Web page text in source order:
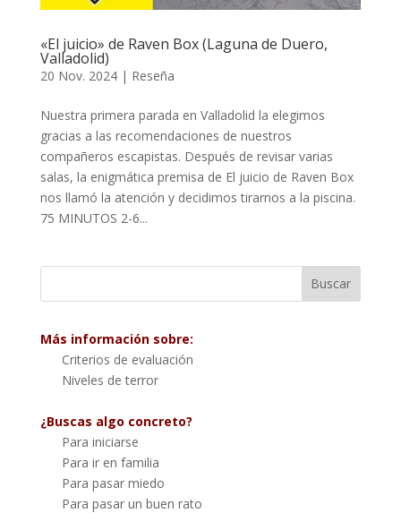
«El juicio» de Raven Box (Laguna de Duero,
Valladolid)
20 Nov. 2024| Reseña
Nuestra primera parada en Valladolid la elegimos
gracias a las recomendaciones de nuestros
compañeros escapistas. Después de revisar varias
salas, la enigmática premisa de El juicio de Raven Box
nos llamó la atención y decidimos tirarnos a la piscina.
75 MINUTOS 2-6...
Más información sobre:
Criterios de evaluación
Niveles de terror
¿Buscas algo concreto?
Para iniciarse
Para ir en familia
Para pasar miedo
Para pasar un buen rato